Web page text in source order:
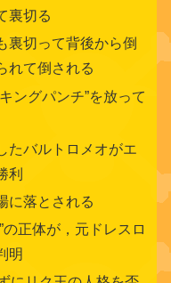
裏切る
切って背後から倒
れて倒される
グパンチ”を放って
バルトロメオがエ
利
落とされる
正体が，元ドレスロ
明